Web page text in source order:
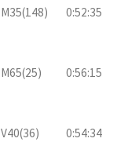
M35(148) 0:52:35
M65(25) 0:56:15
V40(36) 0:54:34